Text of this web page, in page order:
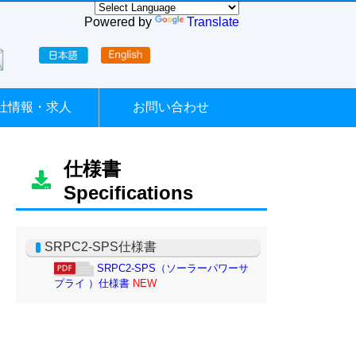
Powered by Translate
情報・求人 お問い合わせ
仕様書
Specifications